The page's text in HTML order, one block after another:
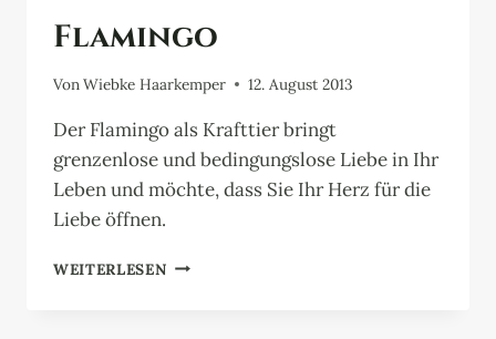
Flamingo
VonWiebke Haarkemper 12. August 2013
Der Flamingo als Krafttier bringt
grenzenlose und bedingungslose Liebe in Ihr
Leben und möchte, dass Sie Ihr Herz für die
Liebe öffnen.
WEITERLESEN FLAMINGO